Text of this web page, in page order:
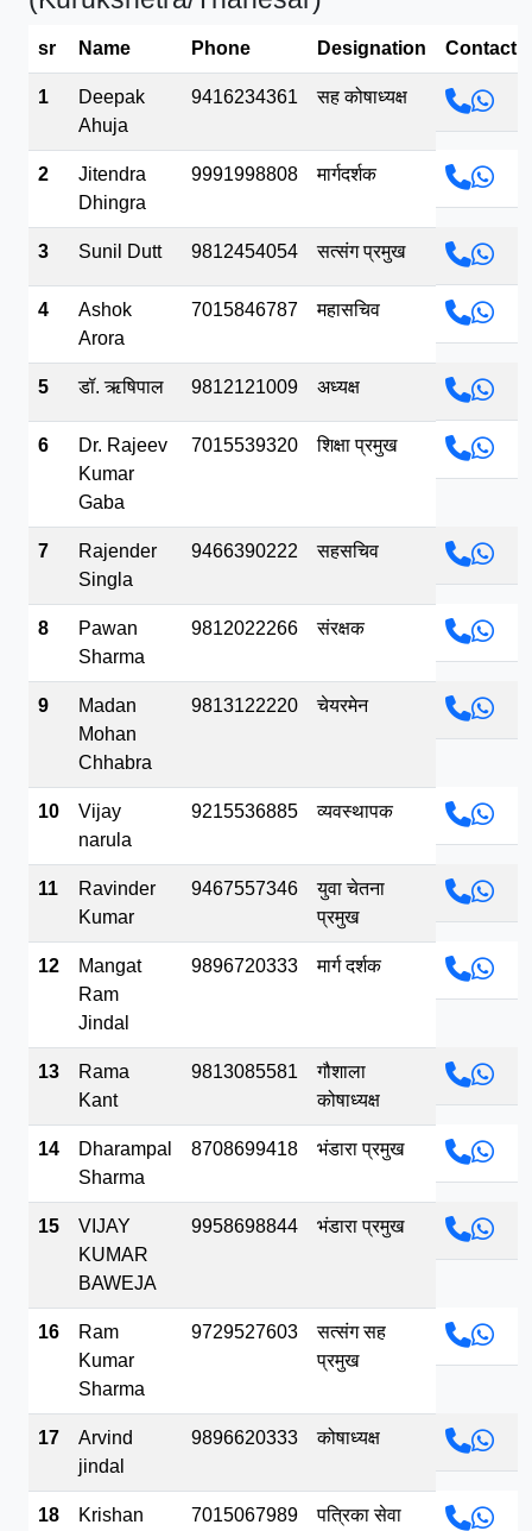
sr Name Phone Designation Contact
1
Deepak
Ahuja
9416234361 सह कोषाध्यक्ष
2
Jitendra
Dhingra
9991998808 मार्गदर्शक
3 Sunil Dutt 9812454054 सत्संग प्रमुख
4
Ashok
Arora
7015846787 महासचिव
5 डॉ. ऋषिपाल 9812121009 अध्यक्ष
6
Dr. Rajeev
Kumar
Gaba
7015539320 शिक्षा प्रमुख
7
Rajender
Singla
9466390222 सहसचिव
8
Pawan
Sharma
9812022266 संरक्षक
9
Madan
Mohan
Chhabra
9813122220 चेयरमेन
10
Vijay
narula
9215536885 व्यवस्थापक
11
Ravinder
Kumar
9467557346
युवा चेतना
प्रमुख
12
Mangat
Ram
Jindal
9896720333 मार्ग दर्शक
13
Rama
Kant
9813085581
गौशाला
कोषाध्यक्ष
14
Dharampal
Sharma
8708699418 भंडारा प्रमुख
15
VIJAY
KUMAR
BAWEJA
9958698844 भंडारा प्रमुख
16
Ram
Kumar
Sharma
9729527603
सत्संग सह
प्रमुख
17
Arvind
jindal
9896620333 कोषाध्यक्ष
18
Krishan
7015067989
पत्रिका सेवा